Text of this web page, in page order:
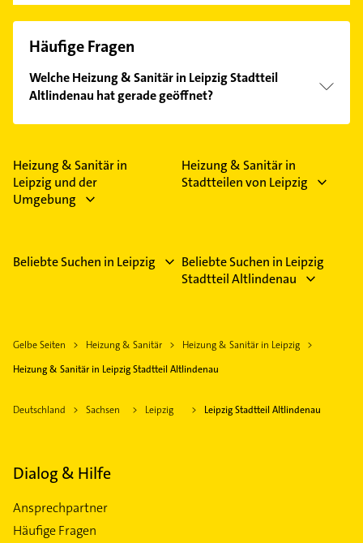
Häufige Fragen
Welche Heizung & Sanitär in Leipzig Stadtteil
Altlindenau hat gerade geöffnet?
Im Anbieter-Bereich finden Sie alleÖffnungszeiten.
Feiertagen abweichen können.
Heizung & Sanitär in
Leipzig und der
Umgebung
Heizung & Sanitär in
Stadtteilen von Leipzig
Beliebte Suchen in Leipzig
Beliebte Suchen in Leipzig
Stadtteil Altlindenau
Gelbe Seiten Heizung & Sanitär
Heizung & Sanitär in Leipzig
Heizung & Sanitär in Leipzig Stadtteil Altlindenau
Deutschland Sachsen Leipzig Leipzig Stadtteil Altlindenau
Dialog & Hilfe
Ansprechpartner
Häufige Fragen